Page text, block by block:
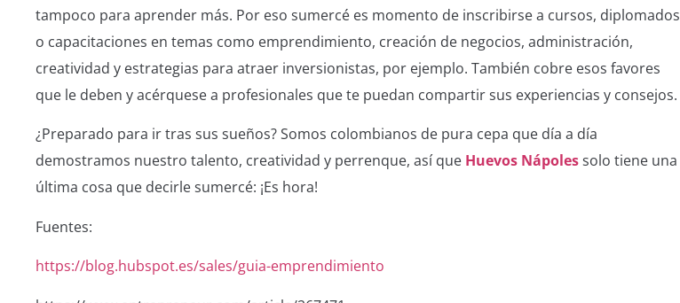
tampoco para aprender más. Por eso sumercé es momento de inscribirse a cursos, diplomados
o capacitaciones en temas como emprendimiento, creación de negocios, administración,
creatividad y estrategias para atraer inversionistas, por ejemplo. También cobre esos favores
que le deben y acérquese a profesionales que te puedan compartir sus experiencias y consejos.
¿Preparado para ir tras sus sueños? Somos colombianos de pura cepa que día a día
demostramos nuestro talento, creatividad y perrenque, así que Huevos Nápolessolo tiene una
última cosa que decirle sumercé: ¡Es hora!
Fuentes:
https://blog.hubspot.es/sales/guia-emprendimiento